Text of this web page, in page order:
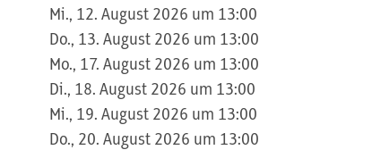
Mi., 12. August 2026 um 13:00
Do., 13. August 2026 um 13:00
Mo., 17. August 2026 um 13:00
Di., 18. August 2026 um 13:00
Mi., 19. August 2026 um 13:00
Do., 20. August 2026 um 13:00